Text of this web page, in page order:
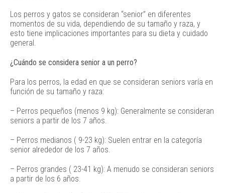
Los perros y gatos se consideran “senior” en diferentes
momentos de su vida, dependiendo de su tamaño y raza, y
esto tiene implicaciones importantes para su dieta y cuidado
general.
¿Cuándo se considera senior a un perro?
Para los perros, la edad en que se consideran seniors varía en
función de su tamaño y raza:
– Perros pequeños (menos 9 kg): Generalmente se consideran
seniors a partir de los 7 años.
– Perros medianos ( 9-23 kg): Suelen entrar en la categoría
senior alrededor de los 7 años.
– Perros grandes ( 23-41 kg): A menudo se consideran seniors
a partir de los 6 años.